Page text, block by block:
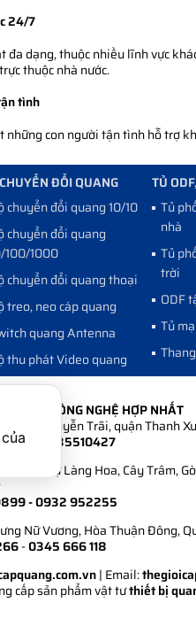
24/7
đa dạng, thuộc nhiều lĩnh vực
thuộc nhà nước.
tình
con người tận tình hỗ trợ
ĐỔI QUANG
chuyển đổi quang 10/100
chuyển đổi quang
100/1000
chuyển đổi quang thoại
treo, neo cáp quang
quang Antenna
thu phát Video quang
TỦ
Tủ
nhà
Tủ
trời
ODF
Tủ
TRIỂN CÔNG NGHỆ HỢP NHẤT
Nguyễn Trãi, quận Thanh
- 024.35510427
Biệt Thự Làng Hoa, Cây Trâm,
- 0932 952255
Nữ Vương, Hòa Thuận Đông,
-0345 666 118
| Email:
cấp sản phẩm vật tưthiết bị